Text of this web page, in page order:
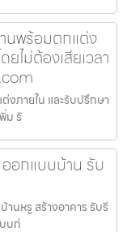
านพร้อมตกแต่ง
ไม่ต้องเสียเวลา
งภายใน และรับปรึกษา
ม รั
อกแบบบ้าน รับ
นหรู สร้างอาคาร รับรี
บก่